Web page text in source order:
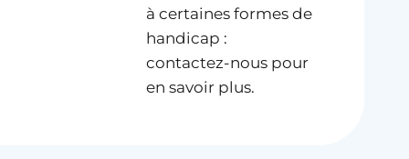
à certaines formes de
handicap :
contactez-nous pour
en savoir plus.